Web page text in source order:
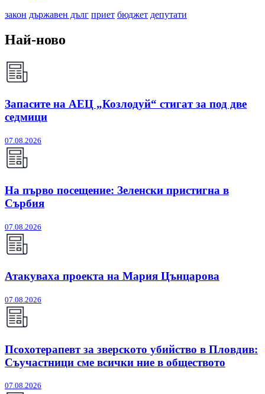
закон държавен дълг приет бюджет депутати
Най-ново
Запасите на АЕЦ „Козлодуй“ стигат за под две
седмици
07.08.2026
На първо посещение: Зеленски пристигна в
Сърбия
07.08.2026
Атакуваха проекта на Мария Цънцарова
07.08.2026
Псохотерапевт за зверското убийство в Пловдив:
Съучастници сме всички ние в обществото
07.08.2026